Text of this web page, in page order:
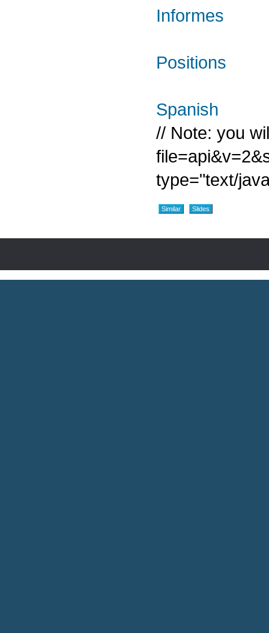
Informes
Positions
Spanish
// Note: you
type="text/
Similar Slides